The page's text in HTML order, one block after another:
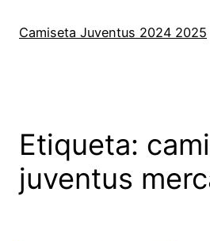
Camiseta Juventus 2024 2025
Etiqueta:
juventus